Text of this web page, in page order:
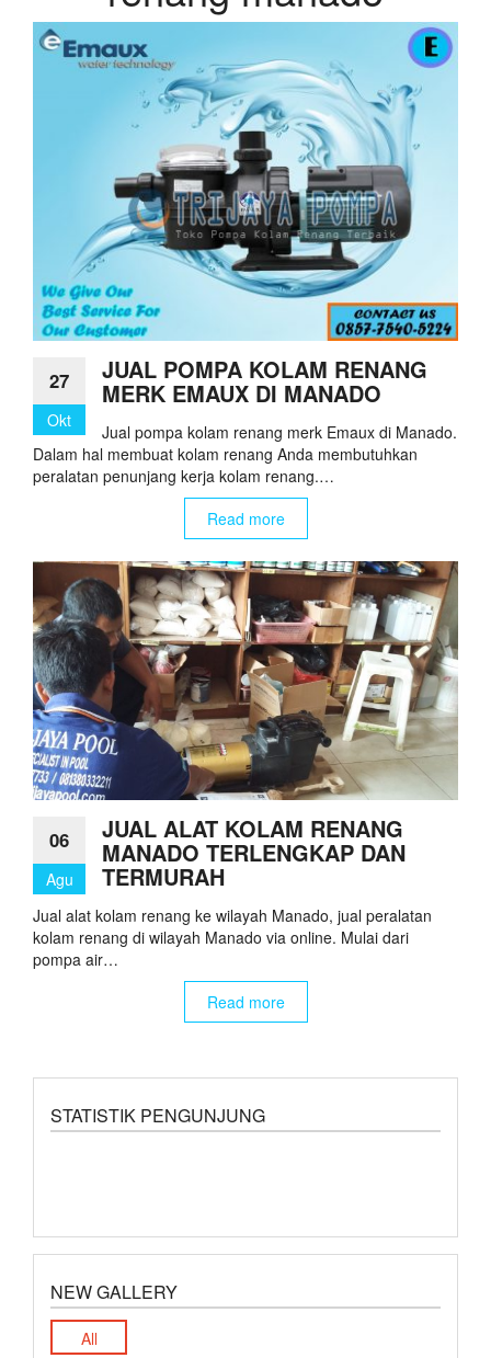
27
Okt
JUAL POMPA KOLAM RENANG
MERK EMAUX DI MANADO
Jual pompa kolam renang merk Emaux di Manado.
Dalam hal membuat kolam renang Anda membutuhkan
peralatan penunjang kerja kolam renang.…
Read more
06
Agu
JUAL ALAT KOLAM RENANG
MANADO TERLENGKAP DAN
TERMURAH
Jual alat kolam renang ke wilayah Manado, jual peralatan
kolam renang di wilayah Manado via online. Mulai dari
pompa air…
Read more
STATISTIK PENGUNJUNG
NEW GALLERY
All